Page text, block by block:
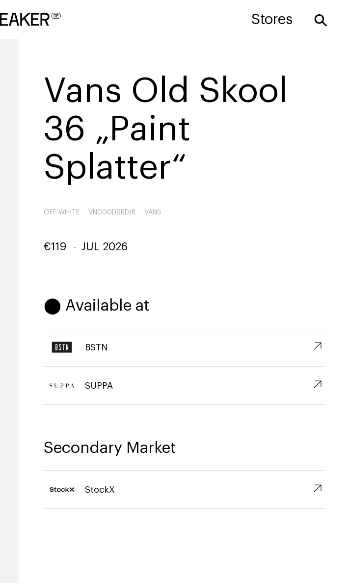
Stores ⚲
Vans Old Skool
36 „Paint
Splatter“
OFF-WHITE VN000D9RDJR VANS
€119 - JUL 2026
⬤ Available at
BSTN ↗︎
SUPPA ↗︎
Secondary Market
StockX ↗︎